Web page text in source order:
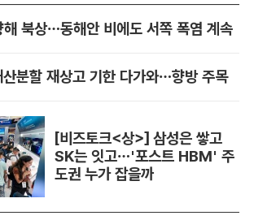
북상…동해안 비에도 서쪽 폭염 계속
산분할 재상고 기한 다가와…향방 주목
[비즈토크<상>] 삼성은 쌓고
SK는 잇고…'포스트 HBM' 주
도권 누가 잡을까